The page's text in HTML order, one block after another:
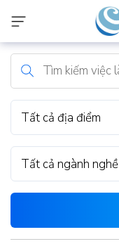
Tất cả địa điểm
Tất cả ngành nghề